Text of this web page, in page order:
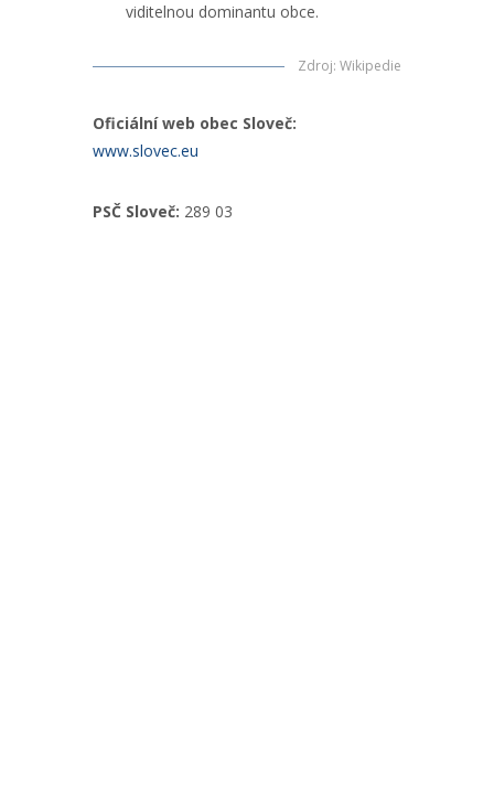
viditelnou dominantu obce.
Zdroj: Wikipedie
Oficiální web obec Sloveč:
www.slovec.eu
PSČ Sloveč: 289 03